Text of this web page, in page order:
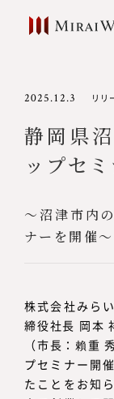
2025.12.3 リリ
静岡県
ップセ
～沼津市内
ナーを開催～
株式会社みら
締役社長 岡本
（市長：賴重
プセミナー開
たことをお知